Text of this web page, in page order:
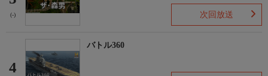
(-) 次回放送
4
バトル360